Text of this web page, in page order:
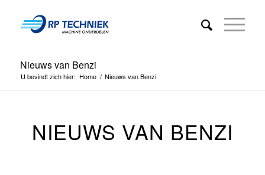
Nieuws van Benzi
U bevindt zich hier: Home / Nieuws van Benzi
NIEUWS VAN BENZI